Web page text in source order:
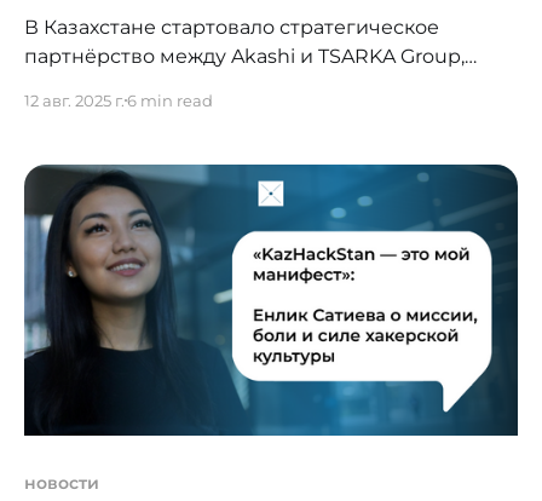
В Казахстане стартовало стратегическое
партнёрство между Akashi и TSARKA Group,
кибербезопасности во всём регионе. Akashi
уровня Tier IV — высший мировой стандарт
надёжности. TSARKA, в свою очередь, уже
зарекомендовала себя как лидер в области
кибербезопасности. Совместно компании
намерены предложить не только
12 авг. 2025 г.6 min read
новости